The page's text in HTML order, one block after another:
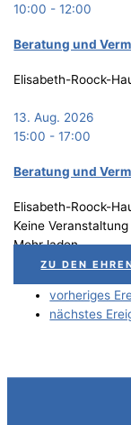
10:00 -12:00
Bera­tung und
Elisabeth-Roock-
13. Aug. 2026
15:00 -17:00
Bera­tung und
Elisabeth-Roock-
Keine
Mehr laden
ZU DEN
vorheriges
nächstes